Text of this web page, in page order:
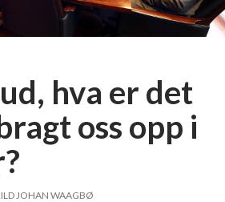
hva er det
oss opp i
JOHAN WAAGBØ